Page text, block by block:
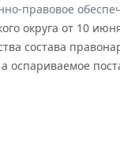
правовое
округа от 10
состава
оспариваемое